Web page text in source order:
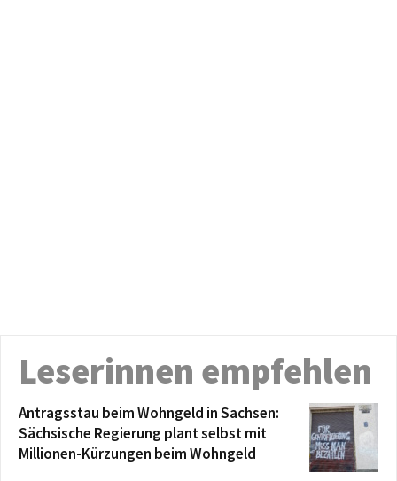
Leserinnen empfehlen
Antragsstau beim Wohngeld in Sachsen:
Sächsische Regierung plant selbst mit
Millionen-Kürzungen beim Wohngeld